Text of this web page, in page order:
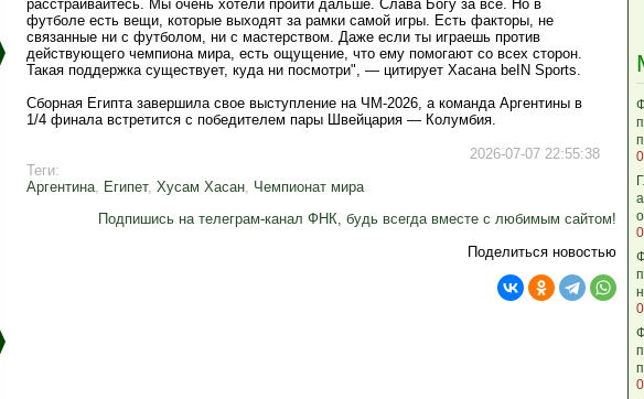
расстраивайтесь. Мы очень хотели пройти дальше. Слава Богу за все. Но в
футболе есть вещи, которые выходят за рамки самой игры. Есть факторы, не
связанные ни с футболом, ни с мастерством. Даже если ты играешь против
действующего чемпиона мира, есть ощущение, что ему помогают со всех сторон.
Такая поддержка существует, куда ни посмотри", — цитирует Хасана beIN Sports.
Сборная Египта завершила свое выступление на ЧМ-2026, а команда Аргентины в
1/4 финала встретится с победителем пары Швейцария — Колумбия.
2026-07-07 22:55:38
Теги:
Аргентина, Египет, Хусам Хасан, Чемпионат мира
Подпишись на телеграм-канал ФНК, будь всегда вместе с любимым сайтом!
Поделиться новостью